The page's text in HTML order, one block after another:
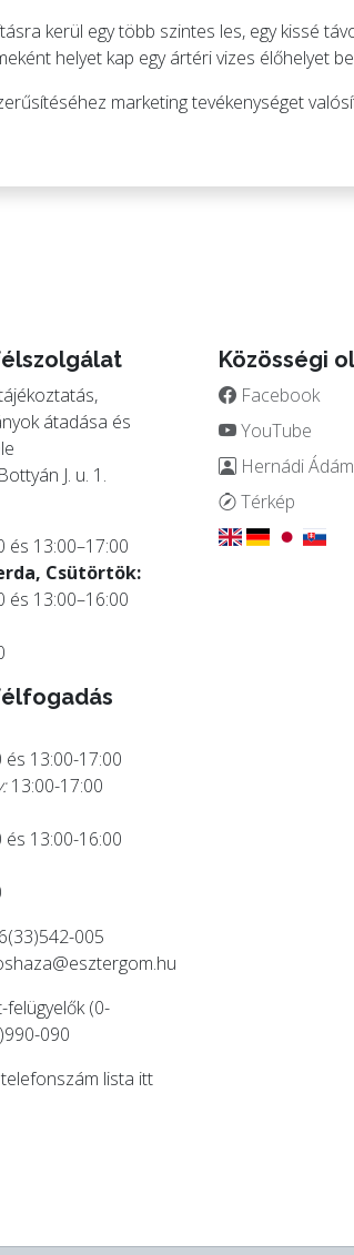
kerül egy több szintes les, egy kissé
helyet kap egy ártéri vizes élőhelyet
marketing tevékenységet
átadása és
J. u. 1.
és 13:00–17:00
Csütörtök:
és 13:00–16:00
és 13:00-17:00
13:00-17:00
és 13:00-16:00
005
felügyelők (0-
090
lista itt
Közösségi
Facebook
YouTube
Hernádi
Térkép